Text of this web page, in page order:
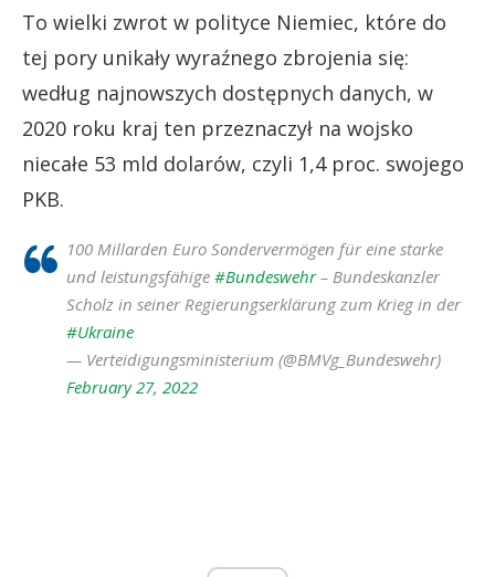
To wielki zwrot w polityce Niemiec, które do
tej pory unikały wyraźnego zbrojenia się:
według najnowszych dostępnych danych, w
2020 roku kraj ten przeznaczył na wojsko
niecałe 53 mld dolarów, czyli 1,4 proc. swojego
PKB.
100 Millarden Euro Sondervermögen für eine starke
und leistungsfähige #Bundeswehr– Bundeskanzler
Scholz in seiner Regierungserklärung zum Krieg in der
#Ukraine
— Verteidigungsministerium (@BMVg_Bundeswehr)
February 27, 2022